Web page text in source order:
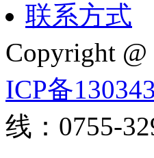
联系方式
Copyright
ICP备
线：0755-